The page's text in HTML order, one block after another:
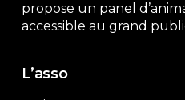
propose un panel
accessible au grand
L’asso